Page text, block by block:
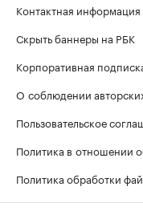
Контактная информация
Скрыть баннеры на РБК
Корпоративная
О соблюдении
Пользовательское
Политика в отношении
Политика обработки